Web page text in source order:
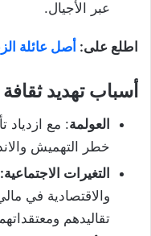
عبر الأجيال.
اطلع على: أصل عائلة
أسباب تهديد
العولمة: مع ازدياد
خطر التهميش
التغيرات الاجتماعية:
والاقتصادية في
تقاليدهم